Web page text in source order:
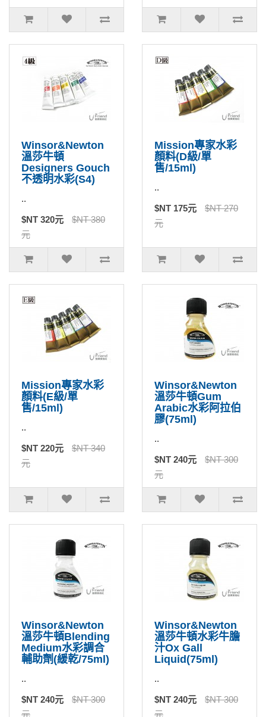
Winsor&Newton
溫莎牛頓
Designers Gouch
不透明水彩(S4)
..
$NT 320元
$NT 380
元
Mission專家水彩
顏料(D級/單
售/15ml)
..
$NT 175元
$NT 270
元
Mission專家水彩
顏料(E級/單
售/15ml)
..
$NT 220元
$NT 340
元
Winsor&Newton
溫莎牛頓Gum
Arabic水彩阿拉伯
膠(75ml)
..
$NT 240元
$NT 300
元
Winsor&Newton
溫莎牛頓Blending
Medium水彩調合
輔助劑(緩乾/75ml)
..
$NT 240元
$NT 300
元
Winsor&Newton
溫莎牛頓水彩牛膽
汁Ox Gall
Liquid(75ml)
..
$NT 240元
$NT 300
元